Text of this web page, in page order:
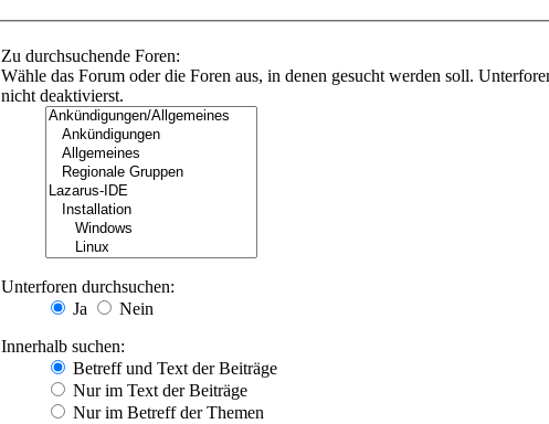
Zu durchsuchende Foren:
Wähle das Forum oder die Foren aus, in denen gesucht werden soll.
nicht deaktivierst.
Unterforen durchsuchen:
Ja
Nein
Innerhalb suchen:
Betreff und Text der Beiträge
Nur im Text der Beiträge
Nur im Betreff der Themen